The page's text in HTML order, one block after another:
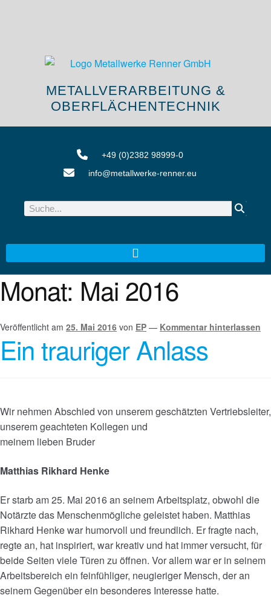
METALLVERARBEITUNG &
OBERFLÄCHENTECHNIK
+49 (0)2382 98999-0
info@metallwerke-renner.eu
Monat: Mai 2016
Veröffentlicht am 25. Mai 2016 von EP — Kommentar hinterlassen
Ein trauriger Anlass
Wir nehmen Abschied von unserem geschätzten Vertriebsleiter,
unserem geachteten Kollegen und
meinem lieben Bruder
Matthias Rikhard Henke
Er starb am 25. Mai 2016 an seinem Arbeitsplatz, obwohl die
Notärzte das Menschenmögliche geleistet haben. Matthias
Rikhard Henke war humorvoll und freundlich. Er fragte nach,
regte an, hat inspiriert, war kreativ und hat immer versucht, für
beide Seiten viele Türen zu öffnen. Vor allem war er in seinem
Arbeitsbereich ein feinfühliger, neugieriger Mensch, der an
seinem Gegenüber ein besonderes Interesse hatte.